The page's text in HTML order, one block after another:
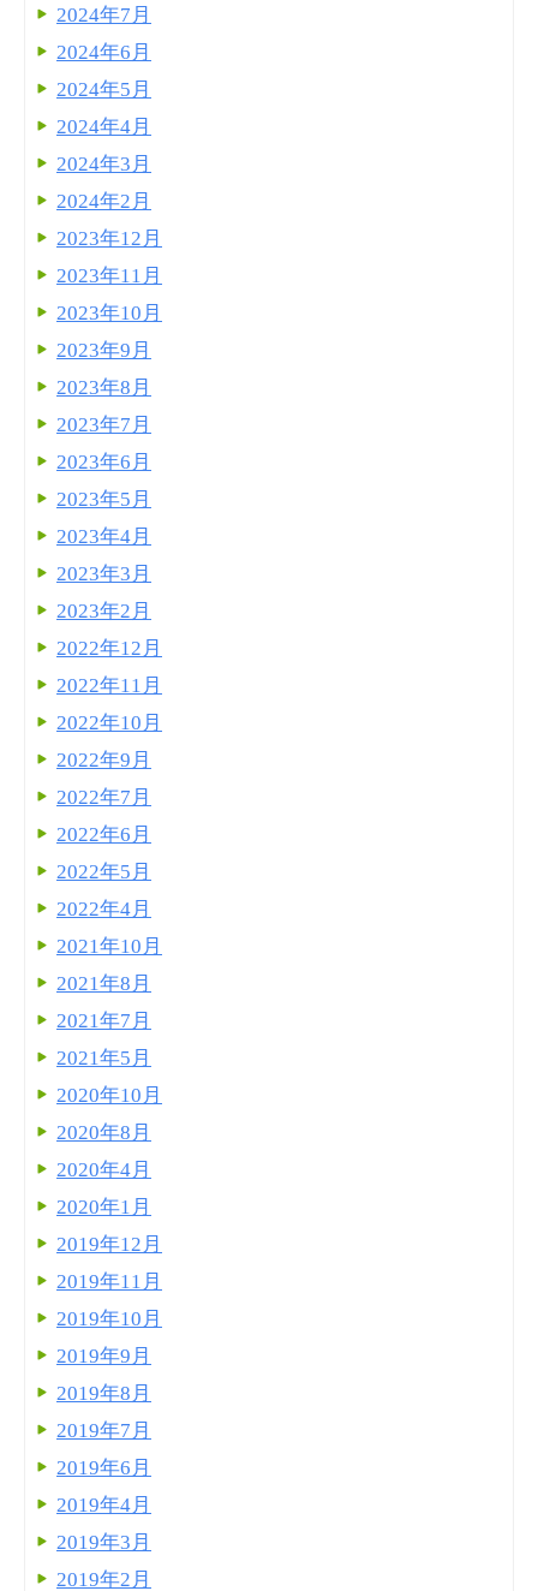
2024年7月
2024年6月
2024年5月
2024年4月
2024年3月
2024年2月
2023年12月
2023年11月
2023年10月
2023年9月
2023年8月
2023年7月
2023年6月
2023年5月
2023年4月
2023年3月
2023年2月
2022年12月
2022年11月
2022年10月
2022年9月
2022年7月
2022年6月
2022年5月
2022年4月
2021年10月
2021年8月
2021年7月
2021年5月
2020年10月
2020年8月
2020年4月
2020年1月
2019年12月
2019年11月
2019年10月
2019年9月
2019年8月
2019年7月
2019年6月
2019年4月
2019年3月
2019年2月